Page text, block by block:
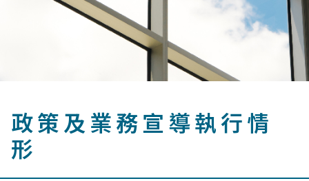
政策及業務宣導執行情
形